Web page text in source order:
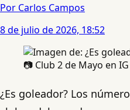
Por Carlos Campos
8 de julio de 2026, 18:52
📷 Club 2 de Mayo en IG
¿Es goleador? Los